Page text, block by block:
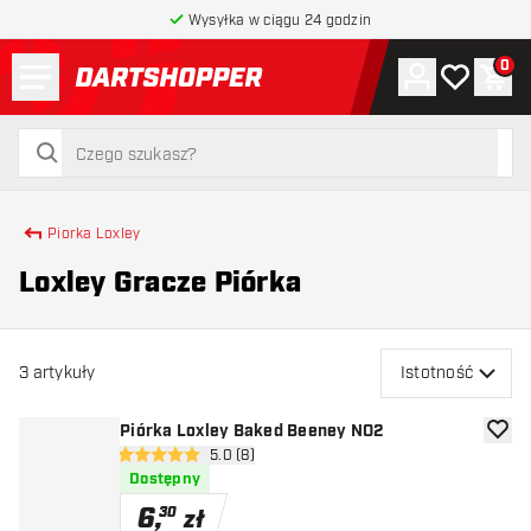
Wysyłka w ciągu 24 godzin
powrót do strony głównej
szukaj
szukaj
Konto
Moja lista
0
Piorka Loxley
Loxley Gracze Piórka
3 artykuły Istotność
Piórka Loxley Baked Beeney NO2
otwórz panel recenzji
5 gwiazdki oceny5.0 (8)
Dostępny
6,30 zł